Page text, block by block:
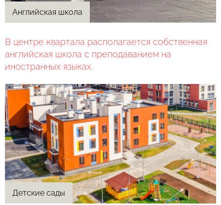
Английская школа
Детские сады
В центре квартала располагается собственная
английская школа с преподаванием на
иностранных языках.